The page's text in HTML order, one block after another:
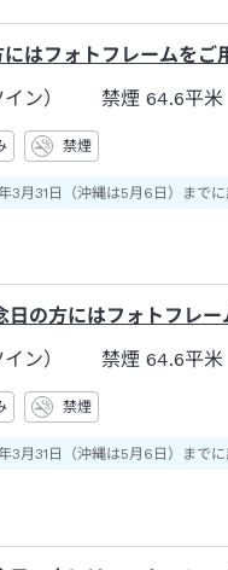
にはフォトフレームを
イン） 禁煙 64.6平米
禁煙
月31日（沖縄は5月6日）までに
の方にはフォトフレ
イン） 禁煙 64.6平米
禁煙
月31日（沖縄は5月6日）までに